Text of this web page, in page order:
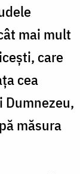
mai mult
care
cea
Dumnezeu,
măsura